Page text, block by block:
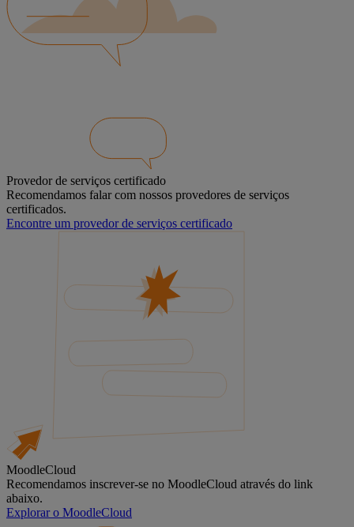
Provedor de serviços certificado
Recomendamos falar com nossos provedores de serviços
certificados.
Encontre um provedor de serviços certificado
MoodleCloud
Recomendamos inscrever-se no MoodleCloud através do link
abaixo.
Explorar o MoodleCloud